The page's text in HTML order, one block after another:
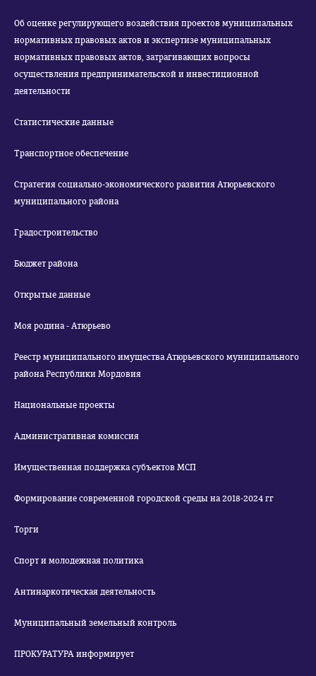
Об оценке регулирующего воздействия проектов муниципальных
нормативных правовых актов и экспертизе муниципальных
нормативных правовых актов, затрагивающих вопросы
осуществления предпринимательской и инвестиционной
деятельности
Статистические данные
Транспортное обеспечение
Стратегия социально-экономического развития Атюрьевского
муниципального района
Градостроительство
Бюджет района
Открытые данные
Моя родина - Атюрьево
Реестр муниципального имущества Атюрьевского муниципального
района Республики Мордовия
Национальные проекты
Административная комиссия
Имущественная поддержка субъектов МСП
Формирование современной городской среды на 2018-2024 гг
Торги
Спорт и молодежная политика
Антинаркотическая деятельность
Муниципальный земельный контроль
ПРОКУРАТУРА информирует